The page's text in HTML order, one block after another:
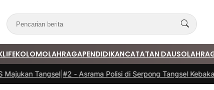
LIFEKOLOMOLAHRAGAPENDIDIKANCATATAN DAUS
Tangsel|#2 -Asrama Polisi di Serpong Tangsel